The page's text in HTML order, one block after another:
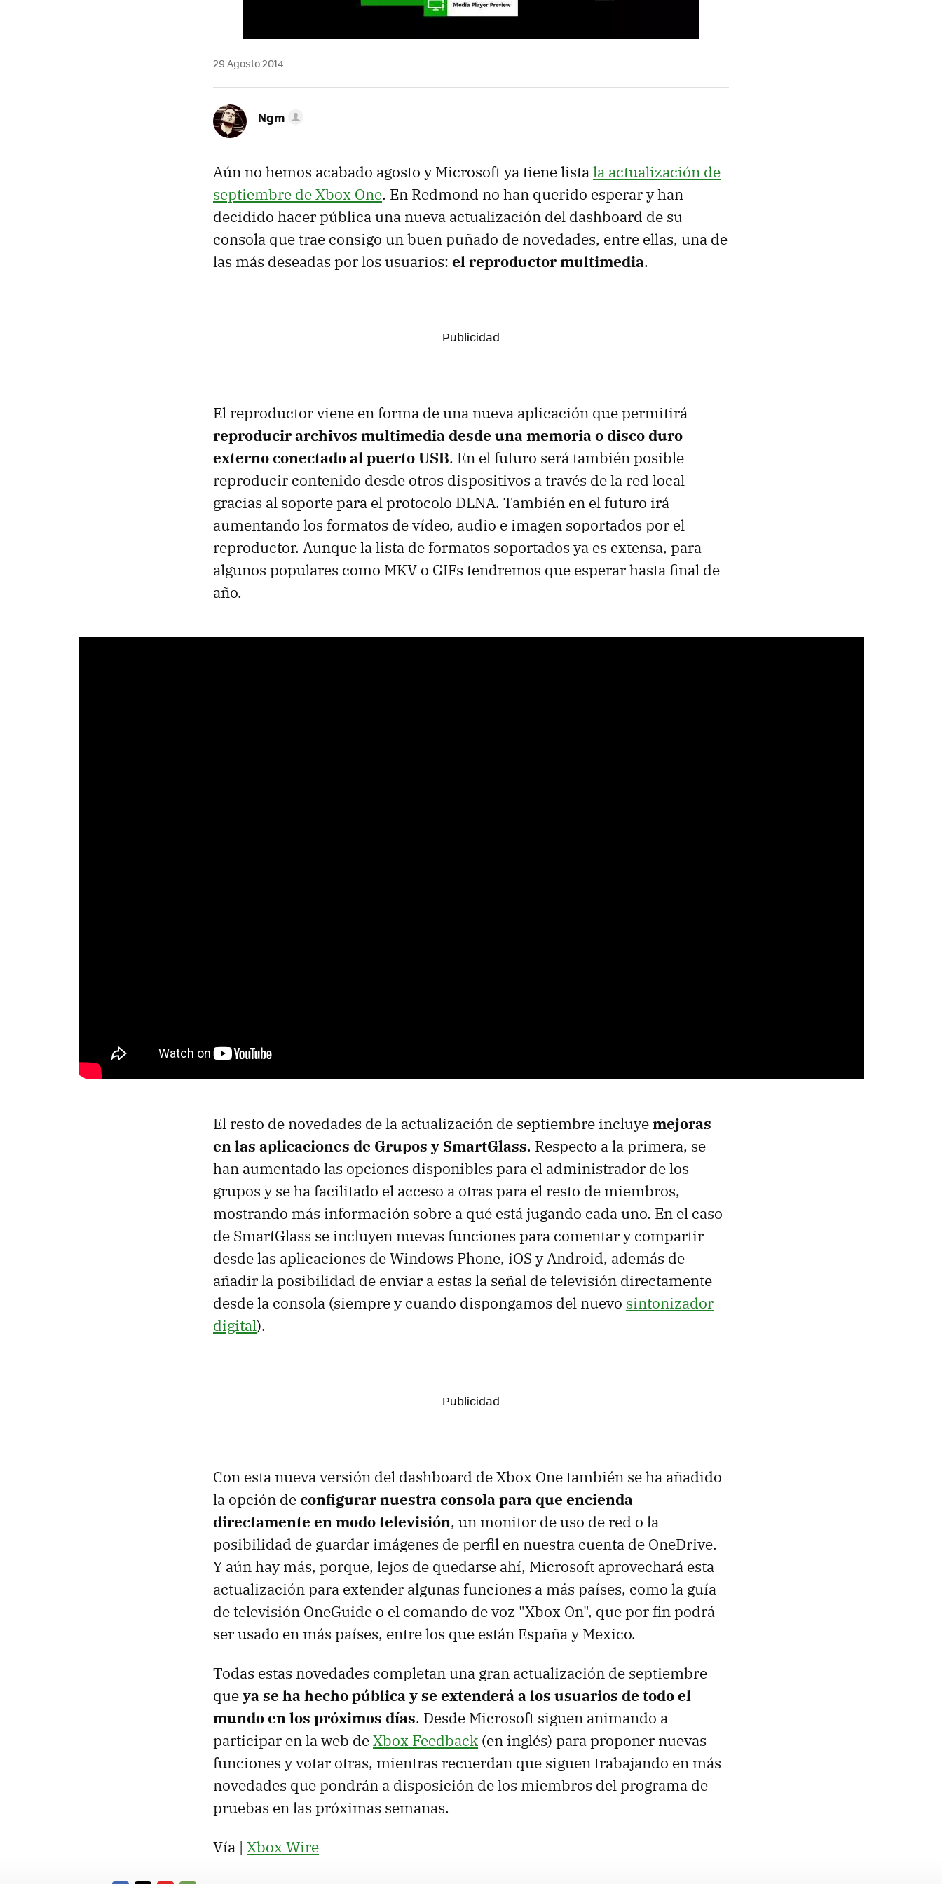
29 Agosto 2014
Ngm
Aún no hemos acabado agosto y Microsoft ya tiene listala actualización de
septiembre de Xbox One. En Redmond no han querido esperar y han
decidido hacer pública una nueva actualización del dashboard de su
consola que trae consigo un buen puñado de novedades, entre ellas, una de
las más deseadas por los usuarios: el reproductor multimedia.
El reproductor viene en forma de una nueva aplicación que permitirá
reproducir archivos multimedia desde una memoria o disco duro
externo conectado al puerto USB. En el futuro será también posible
reproducir contenido desde otros dispositivos a través de la red local
gracias al soporte para el protocolo DLNA. También en el futuro irá
aumentando los formatos de vídeo, audio e imagen soportados por el
reproductor. Aunque la lista de formatos soportados ya es extensa, para
algunos populares como MKV o GIFs tendremos que esperar hasta final de
año.
El resto de novedades de la actualización de septiembre incluyemejoras
en las aplicaciones de Grupos y SmartGlass. Respecto a la primera, se
han aumentado las opciones disponibles para el administrador de los
grupos y se ha facilitado el acceso a otras para el resto de miembros,
mostrando más información sobre a qué está jugando cada uno. En el caso
de SmartGlass se incluyen nuevas funciones para comentar y compartir
desde las aplicaciones de Windows Phone, iOS y Android, además de
añadir la posibilidad de enviar a estas la señal de televisión directamente
desde la consola (siempre y cuando dispongamos del nuevo sintonizador
digital).
Con esta nueva versión del dashboard de Xbox One también se ha añadido
la opción deconfigurar nuestra consola para que encienda
directamente en modo televisión, un monitor de uso de red o la
posibilidad de guardar imágenes de perfil en nuestra cuenta de OneDrive.
Y aún hay más, porque, lejos de quedarse ahí, Microsoft aprovechará esta
actualización para extender algunas funciones a más países, como la guía
de televisión OneGuide o el comando de voz "Xbox On", que por fin podrá
ser usado en más países, entre los que están España y Mexico.
Todas estas novedades completan una gran actualización de septiembre
queya se ha hecho pública y se extenderá a los usuarios de todo el
mundo en los próximos días. Desde Microsoft siguen animando a
participar en la web deXbox Feedback (en inglés) para proponer nuevas
funciones y votar otras, mientras recuerdan que siguen trabajando en más
novedades que pondrán a disposición de los miembros del programa de
pruebas en las próximas semanas.
Vía | Xbox Wire